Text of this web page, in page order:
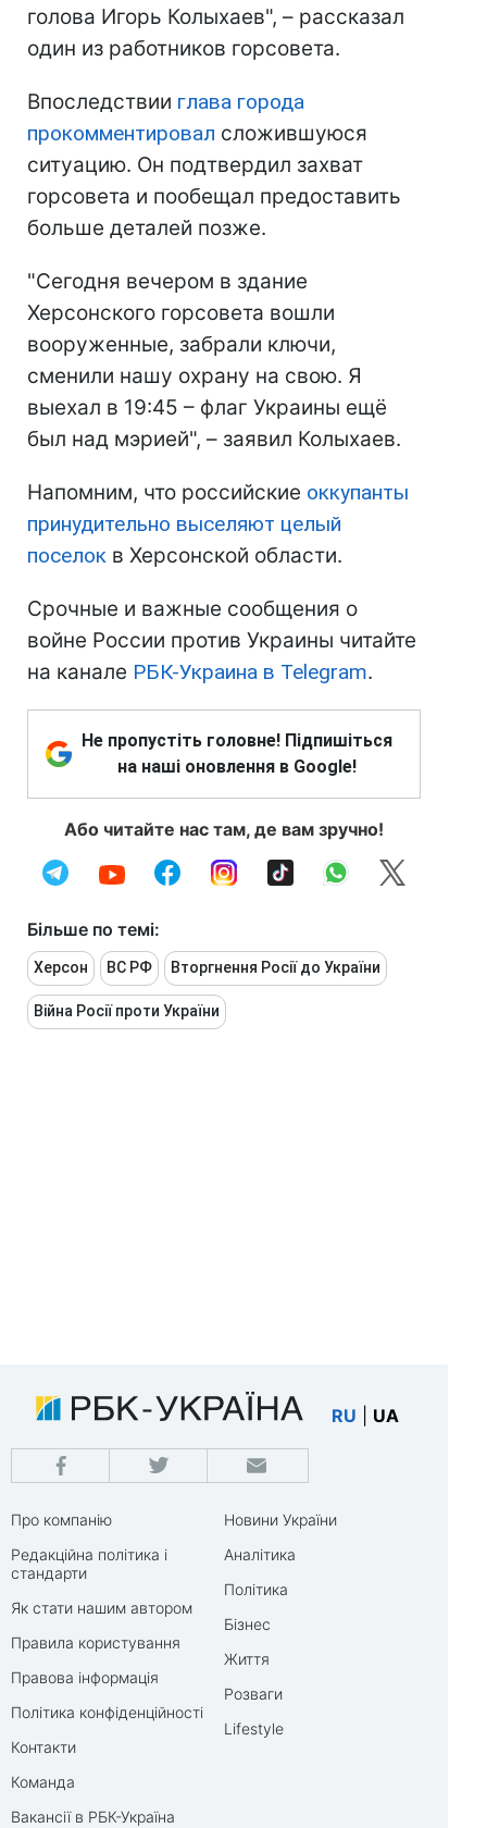
голова Игорь Колыхаев", – рассказал
один из работников горсовета.
Впоследствии глава города
прокомментировал сложившуюся
ситуацию. Он подтвердил захват
горсовета и пообещал предоставить
больше деталей позже.
"Сегодня вечером в здание
Херсонского горсовета вошли
вооруженные, забрали ключи,
сменили нашу охрану на свою. Я
выехал в 19:45 – флаг Украины ещё
был над мэрией", – заявил Колыхаев.
Напомним, что российские оккупанты
принудительно выселяют целый
поселок в Херсонской области.
Срочные и важные сообщения о
войне России против Украины читайте
на канале РБК-Украина в Telegram.
Не пропустіть головне! Підпишіться
на наші оновлення в Google!
Або читайте нас там, де вам зручно!
Більше по темі:
Херсон ВС РФ Вторгнення Росії до України
Війна Росії проти України
RU UA
Про компанію
Редакційна політика і
стандарти
Як стати нашим автором
Правила користування
Правова інформація
Політика конфіденційності
Контакти
Команда
Вакансії в РБК-Україна
Новини України
Аналітика
Політика
Бізнес
Життя
Розваги
Lifestyle